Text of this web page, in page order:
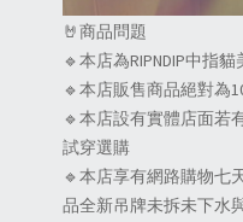
🤘商品問題
🔹本店為RIPNDIP中指
🔹本店販售商品絕對為
🔹本店設有實體店面若
試穿選購
🔹本店享有網路購物七
品全新吊牌未拆未下水